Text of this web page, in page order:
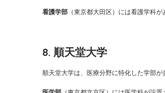
看護学部 （東京都大田区）には看護学科
8. 順天堂大学
順天堂大学は、医療分野に特化した学部